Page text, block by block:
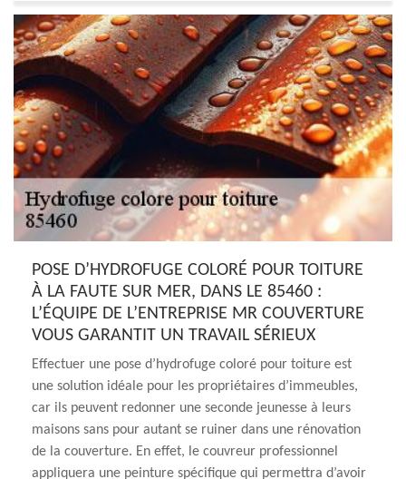
POSE D’HYDROFUGE COLORÉ POUR TOITURE
À LA FAUTE SUR MER, DANS LE 85460 :
L’ÉQUIPE DE L’ENTREPRISE MR COUVERTURE
VOUS GARANTIT UN TRAVAIL SÉRIEUX
Effectuer une pose d’hydrofuge coloré pour toiture est
une solution idéale pour les propriétaires d’immeubles,
car ils peuvent redonner une seconde jeunesse à leurs
maisons sans pour autant se ruiner dans une rénovation
de la couverture. En effet, le couvreur professionnel
appliquera une peinture spécifique qui permettra d’avoir